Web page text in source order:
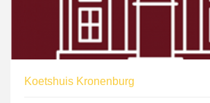
Koetshuis Kronenburg